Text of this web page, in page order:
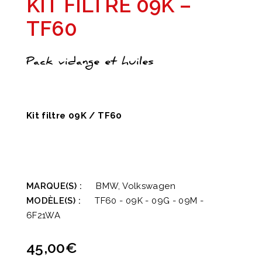
KIT FILTRE 09K –
TF60
Pack vidange et huiles
Kit filtre 09K / TF60
MARQUE(S) :
BMW, Volkswagen
MODÈLE(S) :
TF60 - 09K - 09G - 09M -
6F21WA
45,00€